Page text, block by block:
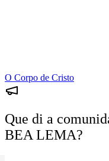
O Corpo de Cristo
Que di a
BEA LEMA?